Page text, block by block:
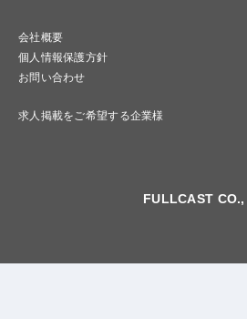
会社概要
個人情報保護方針
お問い合わせ
求人掲載をご希望する企業様
FULLCAST